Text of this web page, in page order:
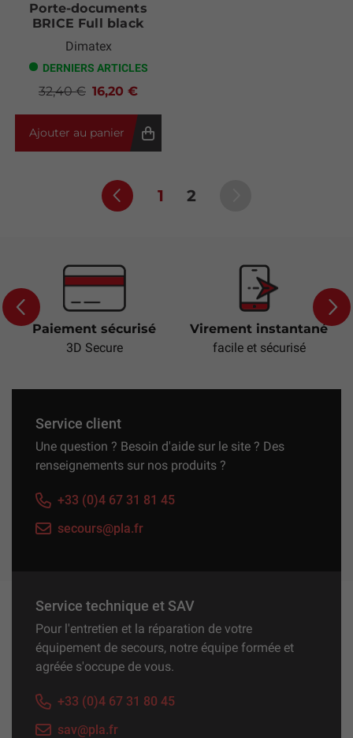
Porte-documents
BRICE Full black
Dimatex
DERNIERS ARTICLES
16,20 €
32,40 €
Ajouter au panier
1 2
Previous
Paiement sécurisé
3D Secure
Virement instantané
facile et sécurisé
Service client
Une question ? Besoin d'aide sur le site ? Des
renseignements sur nos produits ?
+33 (0)4 67 31 81 45
secours@pla.fr
Service technique et SAV
Pour l'entretien et la réparation de votre
équipement de secours, notre équipe formée et
agréée s'occupe de vous.
+33 (0)4 67 31 80 45
sav@pla.fr